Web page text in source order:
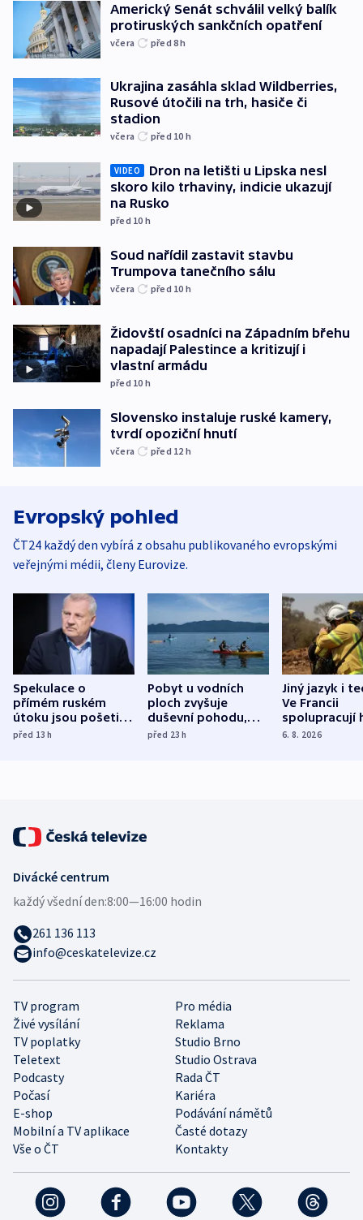
Americký Senát schválil velký balík
protiruských sankčních opatření
včera před 8h
Ukrajina zasáhla sklad Wildberries,
Rusové útočili na trh, hasiče či
stadion
včera před 10 h
VIDEO
Dron na letišti u Lipska nesl
skoro kilo trhaviny, indicie ukazují
na Rusko
před 10 h
Soud nařídil zastavit stavbu
Trumpova tanečního sálu
včera před 10 h
Židovští osadníci na Západním břehu
napadají Palestince a kritizují i
vlastní armádu
před 10 h
Slovensko instaluje ruské kamery,
tvrdí opoziční hnutí
včera před 12 h
Evropský pohled
ČT24 každý den vybírá z obsahu publikovaného evropskými
veřejnými médii, členy Eurovize.
Spekulace o
přímém ruském
útoku jsou pošetilé,
míní estonský
před 13h
Pobyt u vodních
ploch zvyšuje
duševní pohodu,
ukázala
před 23h
Jiný jazyk i
Ve Francii
spolupracují
různých zemí
6. 8. 2026
TV program
Pro média
Živé vysílání
Reklama
TV poplatky
Studio Brno
Teletext
Studio Ostrava
Podcasty
Rada ČT
Počasí
Kariéra
E-shop
Podávání námětů
Mobilní a TV aplikace
Časté dotazy
Vše o ČT
Kontakty
Divácké centrum
každý všední den:8:00—16:00 hodin
261 136 113
info@ceskatelevize.cz